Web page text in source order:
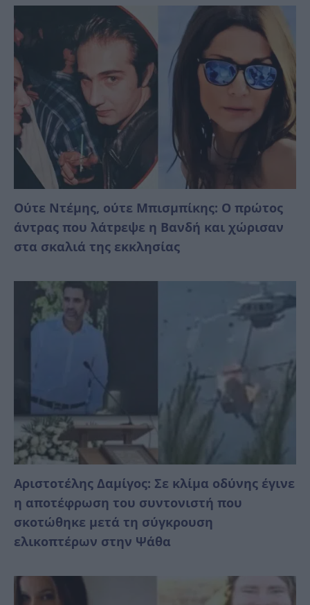
Ούτε Ντέμης, ούτε Μπισμπίκης: Ο πρώτος
άντρας που λάτpεψε η Βανδή και χώρισαν
στα σκαλιά της εκκλησίας
Αριστοτέλης Δαμίγος: Σε κλίμα οδύνης έγινε
η αποτέφρωση του συντονιστή που
σκοτώθηκε μετά τη σύγκρουση
ελικοπτέρων στην Ψάθα